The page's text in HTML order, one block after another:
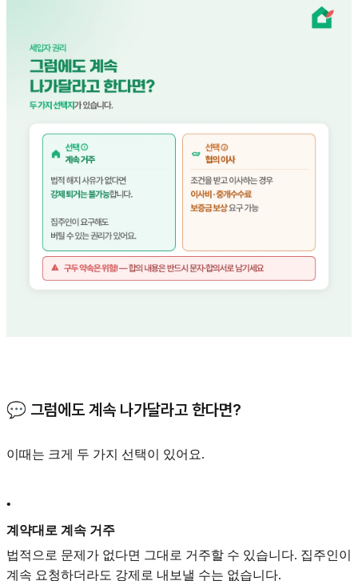
💬 그럼에도 계속 나가달라고 한다면?
이때는 크게 두 가지 선택이 있어요.
•
계약대로 계속 거주
법적으로 문제가 없다면 그대로 거주할 수 있습니다. 집주인이
계속 요청하더라도 강제로 내보낼 수는 없습니다.